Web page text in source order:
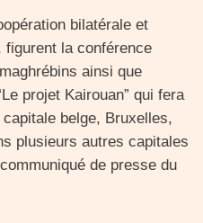
bilatérale et
figurent la conférence
ainsi que
projet Kairouan” qui fera
belge, Bruxelles,
plusieurs autres capitales
de presse du